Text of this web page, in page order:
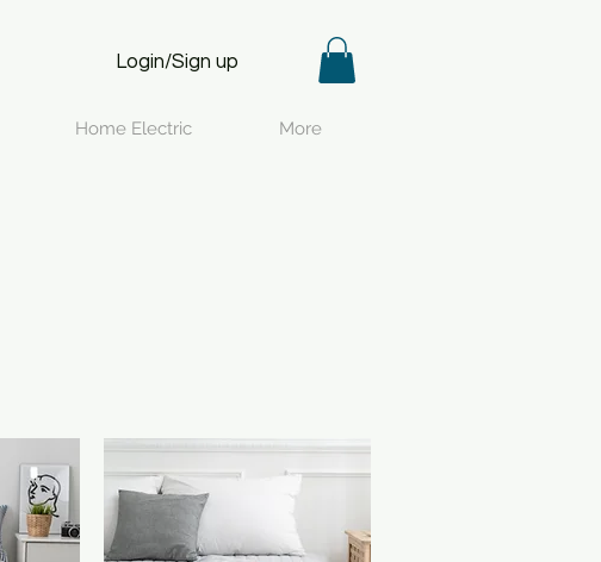
Login/Sign up
Home Electric More